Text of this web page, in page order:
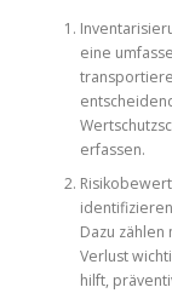
eine
erfassen.
Dazu
Verlust
hilft,